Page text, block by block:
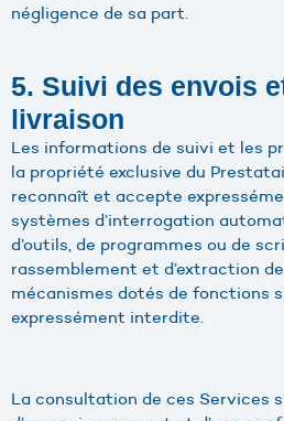
négligence de sa part.
5. Suivi des envois
livraison
Les informations de suivi et les
la propriété exclusive du
reconnaît et accepte
systèmes d’interrogation
d’outils, de programmes ou de
rassemblement et d’extraction
mécanismes dotés de fonctions
expressément interdite.
La consultation de ces Services